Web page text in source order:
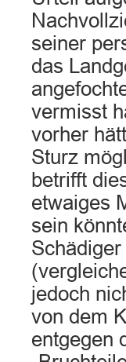
seiner
das
vermisst
vorher
Sturz
betrifft
etwaiges
sein
jedoch
von dem
entgegen